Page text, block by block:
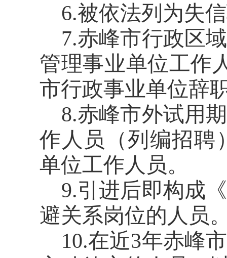
6.被依法列为失
7.赤峰市行政区
管理事业单位工作
市行政事业单位辞
8.赤峰市外试用
作人员（列编招聘
单位工作人员。
9.引进后即构成
避关系岗位的人员
10.在近3年赤峰